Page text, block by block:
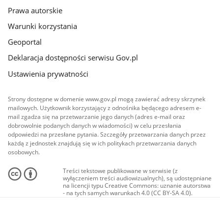
Prawa autorskie
Warunki korzystania
Geoportal
Deklaracja dostępności serwisu Gov.pl
Ustawienia prywatności
Strony dostępne w domenie www.gov.pl mogą zawierać adresy skrzynek
mailowych. Użytkownik korzystający z odnośnika będącego adresem e-
mail zgadza się na przetwarzanie jego danych (adres e-mail oraz
dobrowolnie podanych danych w wiadomości) w celu przesłania
odpowiedzi na przesłane pytania. Szczegóły przetwarzania danych przez
każdą z jednostek znajdują się w ich politykach przetwarzania danych
osobowych.
Treści tekstowe publikowane w serwisie (z
wyłączeniem treści audiowizualnych), są udostępniane
na licencji typu Creative Commons: uznanie autorstwa
- na tych samych warunkach 4.0 (CC BY-SA 4.0).